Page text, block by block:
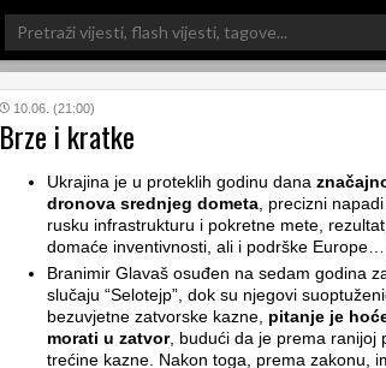
Search
for:
10.06. (21:00)
Brze i kratke
Ukrajina je u proteklih godinu dana
dronova srednjeg dometa , precizni
rusku infrastrukturu i pokretne mete,
domaće inventivnosti, ali i podrške
Branimir Glavaš osuđen na sedam godina
slučaju “Selotejp”, dok su njegovi
bezuvjetne zatvorske kazne, pitanje je
morati u zatvor, budući da je prema ranijoj
trećine kazne. Nakon toga, prema zakonu,